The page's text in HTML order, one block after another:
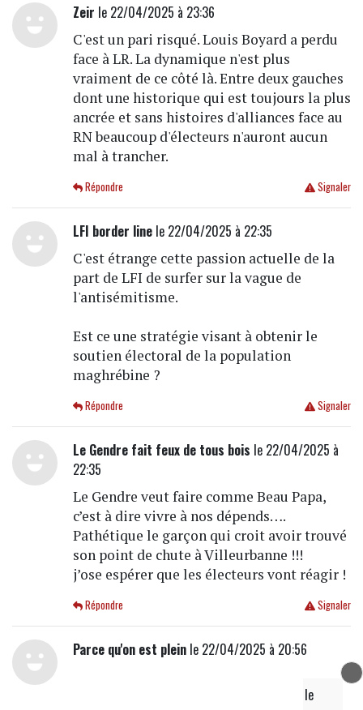
Zeir le 22/04/2025 à 23:36
C'est un pari risqué. Louis Boyard a perdu
face à LR. La dynamique n'est plus
vraiment de ce côté là. Entre deux gauches
dont une historique qui est toujours la plus
ancrée et sans histoires d'alliances face au
RN beaucoup d'électeurs n'auront aucun
mal à trancher.
Signaler
Répondre
LFI border linele 22/04/2025 à 22:35
C'est étrange cette passion actuelle de la
part de LFI de surfer sur la vague de
l'antisémitisme.
Est ce une stratégie visant à obtenir le
soutien électoral de la population
maghrébine ?
Signaler
Répondre
Le Gendre fait feux de tous bois le 22/04/2025 à
22:35
Le Gendre veut faire comme Beau Papa,
c’est à dire vivre à nos dépends….
Pathétique le garçon qui croit avoir trouvé
son point de chute à Villeurbanne !!!
j’ose espérer que les électeurs vont réagir !
Signaler
Répondre
Parce qu'on est pleinle 22/04/2025 à 20:56
le